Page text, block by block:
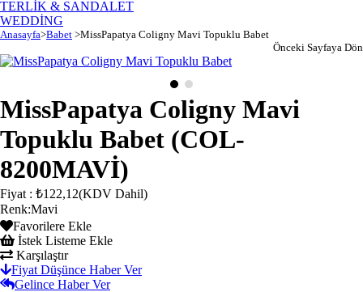
TERLİK & SANDALET
WEDDİNG
Anasayfa>Babet >MissPapatya Coligny Mavi Topuklu Babet
Önceki Sayfaya Dön
MissPapatya Coligny Mavi
Topuklu Babet (COL-
8200MAVİ)
Fiyat : ₺122,12(KDV Dahil)
Renk:Mavi
Favorilere Ekle
İstek Listeme Ekle
Karşılaştır
Fiyat Düşünce Haber Ver
Gelince Haber Ver